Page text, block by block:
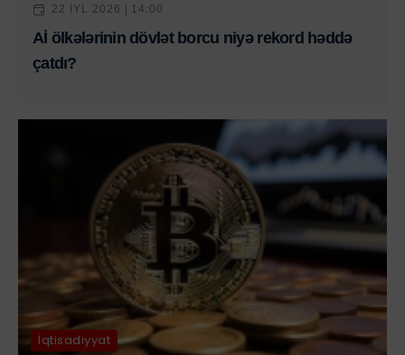
22 IYL 2026 | 14:00
Aİ ölkələrinin dövlət borcu niyə rekord həddə
çatdı?
İqtisadiyyat